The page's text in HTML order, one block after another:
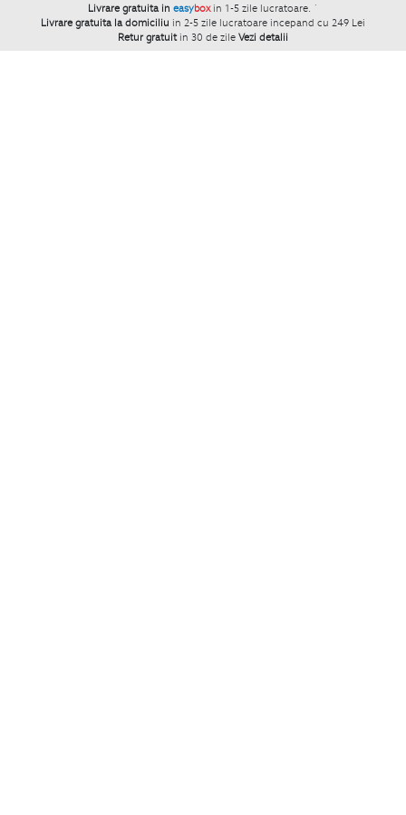
Livrare gratuita in easybox in 1-5 zile lucratoare. `
Livrare gratuita la domiciliu in 2-5 zile lucratoare incepand cu 249 Lei
Retur gratuit in 30 de zile Vezi detalii